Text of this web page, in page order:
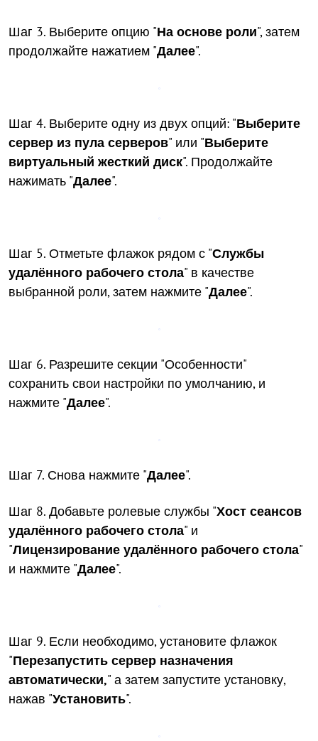
Шаг 3. Выберите опцию "На основе роли", затем
продолжайте нажатием "Далее".
Шаг 4. Выберите одну из двух опций: "Выберите
сервер из пула серверов" или "Выберите
виртуальный жесткий диск". Продолжайте
нажимать "Далее".
Шаг 5. Отметьте флажок рядом с "Службы
удалённого рабочего стола" в качестве
выбранной роли, затем нажмите "Далее".
Шаг 6. Разрешите секции "Особенности"
сохранить свои настройки по умолчанию, и
нажмите "Далее".
Шаг 7. Снова нажмите "Далее".
Шаг 8. Добавьте ролевые службы "Хост сеансов
удалённого рабочего стола" и
"Лицензирование удалённого рабочего стола"
и нажмите "Далее".
Шаг 9. Если необходимо, установите флажок
"Перезапустить сервер назначения
автоматически," а затем запустите установку,
нажав "Установить".